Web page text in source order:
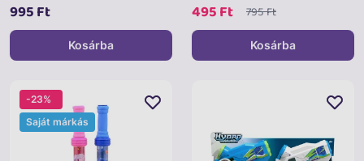
995 Ft
Kosárba
495 Ft 795 Ft
Kosárba
-23%
Saját márkás